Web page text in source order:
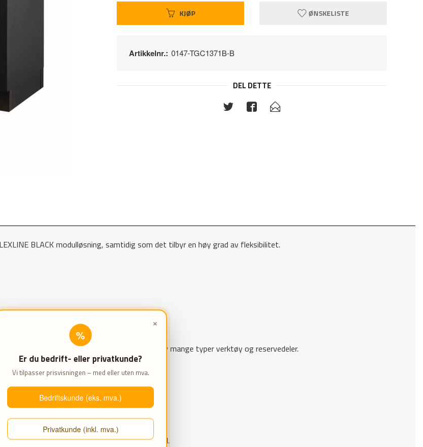
×
%
Er du bedrift- eller privatkunde?
Vi tilpasser prisvisningen – med eller uten mva.
Bedriftskunde (eks. mva.)
Privatkunde (inkl. mva.)
KJØP ØNSKELISTE
Artikkelnr.: 0147-TGC1371B-B
DEL DETTE
BLACK modulløsning, samtidig som det tilbyr en høy grad av fleksibilitet.
og et skap, gir mulighet for oppbevaring av mange typer verktøy og reservedeler.
og funksjonalitet.
seg ut i ethvert arbeidsmiljø.
med andre FLEXLINE BLACK-moduler.
behov, uavhengig av din bransje.
eksklusivitet og funksjonalitet går hånd i hånd.